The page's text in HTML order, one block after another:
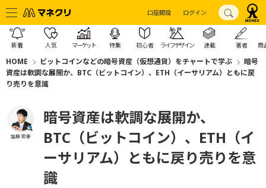
口座開設 ログイン
新着 人気 マーケット 特集 初心者 ライフデザイン 連載 著者 商
HOME ビットコインなどの暗号資産（仮想通貨）をチャートで学ぶ
暗号
資産は軟調な展開か、BTC（ビットコイン）、ETH（イーサリアム）ともに戻
り売りを意識
加藤 宏幸
暗号資産は軟調な展開か、
BTC（ビットコイン）、ETH（イ
ーサリアム）ともに戻り売りを意
識